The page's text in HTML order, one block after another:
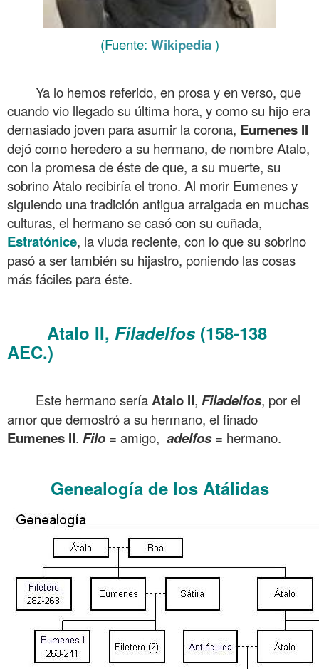
(Fuente: Wikipedia)
Ya lo hemos referido, en prosa y en verso, que
cuando vio llegado su última hora, y como su hijo era
demasiado joven para asumir la corona, Eumenes II
dejó como heredero a su hermano, de nombre Atalo,
con la promesa de éste de que, a su muerte, su
sobrino Atalo recibiría el trono. Al morir Eumenes y
siguiendo una tradición antigua arraigada en muchas
culturas, el hermano se casó con su cuñada,
Estratónice, la viuda reciente, con lo que su sobrino
pasó a ser también su hijastro, poniendo las cosas
más fáciles para éste.
Atalo II, Filadelfos (158-138
AEC.)
Este hermano seríaAtalo II, Filadelfos, por el
amor que demostró a su hermano, el finado
Eumenes II. Filo = amigo, adelfos = hermano.
Genealogía de los Atálidas